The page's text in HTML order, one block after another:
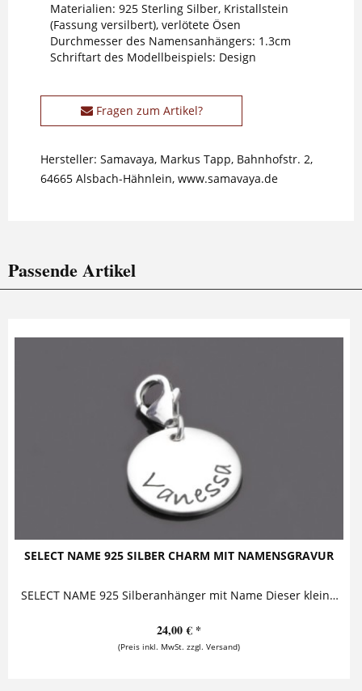
Materialien: 925 Sterling Silber, Kristallstein
(Fassung versilbert), verlötete Ösen
Durchmesser des Namensanhängers: 1.3cm
Schriftart des Modellbeispiels: Design
Fragen zum Artikel?
Hersteller: Samavaya, Markus Tapp, Bahnhofstr. 2,
64665 Alsbach-Hähnlein, www.samavaya.de
Passende Artikel
SELECT NAME 925 SILBER CHARM MIT NAMENSGRAVUR
SELECT NAME 925 Silberanhänger mit Name Dieser kleine Silberanhänger ist mit einem Namen versehen. Er kann mit Karabiner oder als Kettenanhänger an...
24,00 € *
(Preis inkl. MwSt. zzgl. Versand)